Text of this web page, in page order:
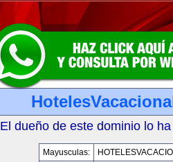
El dueño de este dominio lo
Mayusculas: